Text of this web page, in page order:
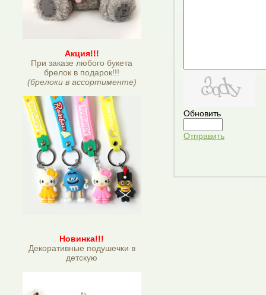
Акция!!!
При заказе любого букета
брелок в подарок!!!
(брелоки в ассортименте)
Новинка!!!
Декоративные подушечки в
детскую
Обновить
Отправить